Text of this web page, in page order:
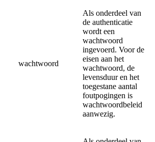
wachtwoord
Als onderdeel van
de authenticatie
wordt een
wachtwoord
ingevoerd. Voor de
eisen aan het
wachtwoord, de
levensduur en het
toegestane aantal
foutpogingen is
wachtwoordbeleid
aanwezig.